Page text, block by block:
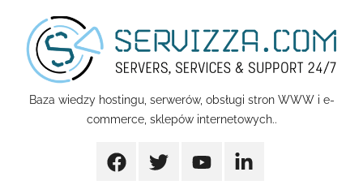
treści
Servizza
Pomoc
Baza wiedzy hostingu, serwerów, obsługi stron WWW i e-
commerce, sklepów internetowych..
FacebookTwitter YoutubeLinkedin